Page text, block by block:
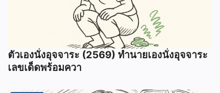
ตัวเองนั่งอุจจาระ (2569) ทํานายเองนั่งอุจจาระ
เลขเด็ดพร้อมควา